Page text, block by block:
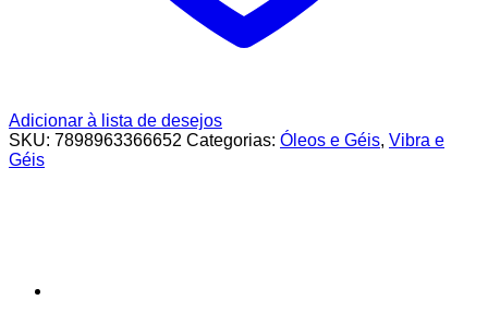
Adicionar à lista de desejos
SKU: 7898963366652 Categorias: Óleos e Géis, Vibra e
Géis